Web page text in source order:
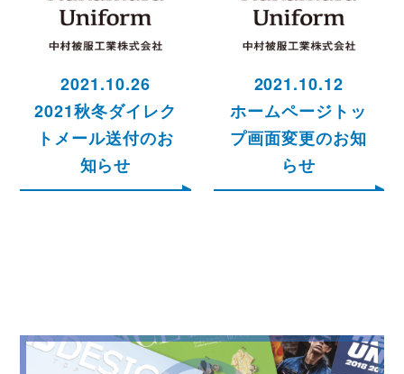
2021.10.26
2021秋冬ダイレク
トメール送付のお
知らせ
2021.10.12
ホームページトッ
プ画面変更のお知
らせ